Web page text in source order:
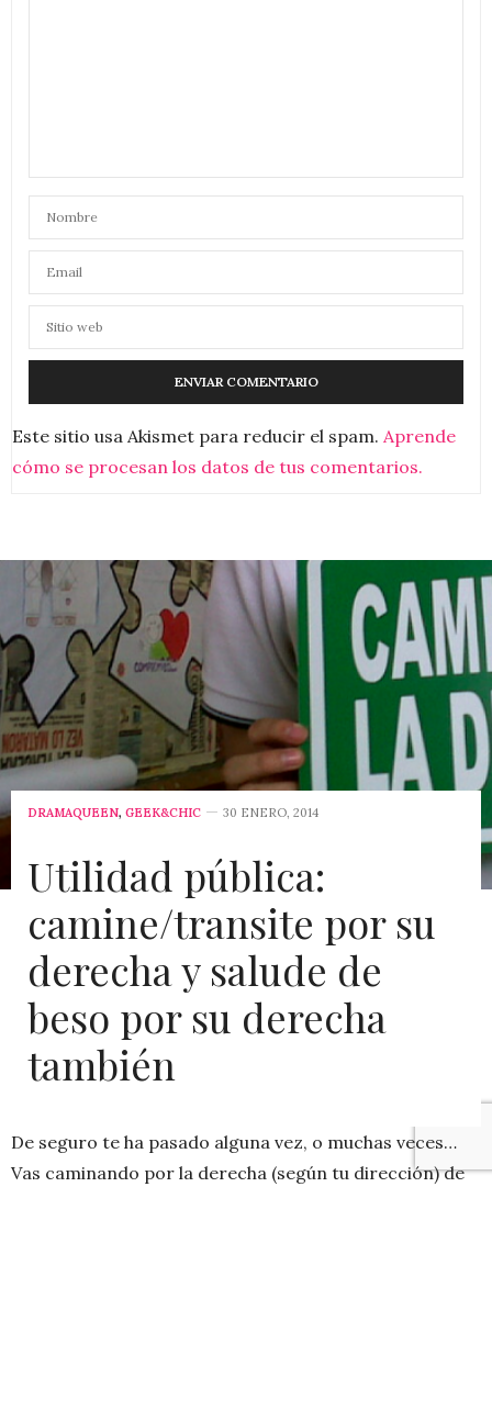
Este sitio usa Akismet para reducir el spam. Aprende
cómo se procesan los datos de tus comentarios.
DRAMAQUEEN, GEEK&CHIC 30 ENERO, 2014
Utilidad pública:
camine/transite por su
derecha y salude de
beso por su derecha
también
De seguro te ha pasado alguna vez, o muchas veces…
Vas caminando por la derecha (según tu dirección) de